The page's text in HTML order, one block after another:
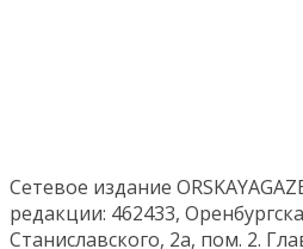
Сетевое издание
редакции: 462433,
Станиславского, 2а, пом. 2.